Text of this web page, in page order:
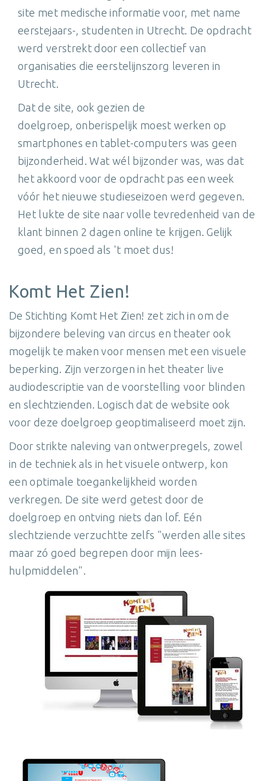
site met medische informatie voor, met name
eerstejaars-, studenten in Utrecht. De opdracht
werd verstrekt door een collectief van
organisaties die eerstelijnszorg leveren in
Utrecht.
Dat de site, ook gezien de
doelgroep, onberispelijk moest werken op
smartphones en tablet-computers was geen
bijzonderheid. Wat wél bijzonder was, was dat
het akkoord voor de opdracht pas een week
vóór het nieuwe studieseizoen werd gegeven.
Het lukte de site naar volle tevredenheid van de
klant binnen 2 dagen online te krijgen. Gelijk
goed, en spoed als 't moet dus!
Komt Het Zien!
De Stichting Komt Het Zien! zet zich in om de
bijzondere beleving van circus en theater ook
mogelijk te maken voor mensen met een visuele
beperking. Zijn verzorgen in het theater live
audiodescriptie van de voorstelling voor blinden
en slechtzienden. Logisch dat de website ook
voor deze doelgroep geoptimaliseerd moet zijn.
Door strikte naleving van ontwerpregels, zowel
in de techniek als in het visuele ontwerp, kon
een optimale toegankelijkheid worden
verkregen. De site werd getest door de
doelgroep en ontving niets dan lof. Eén
slechtziende verzuchtte zelfs "werden alle sites
maar zó goed begrepen door mijn lees-
hulpmiddelen".